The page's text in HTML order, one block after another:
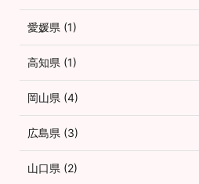
愛媛県 (1)
高知県 (1)
岡山県 (4)
広島県 (3)
山口県 (2)